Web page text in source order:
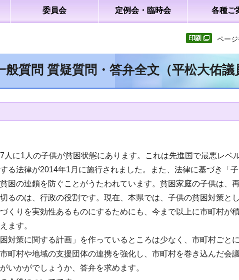
委員会 定例会・臨時会 各種ご
ペー
質問 質疑質問・答弁全文（平松大佑議
に1人の子供が貧困状態にあります。これは先進国で最悪レベ
る法律が2014年1月に施行されました。また、法律に基づき「
困の連鎖を防ぐことがうたわれています。貧困家庭の子供は、
るのは、行政の役割です。現在、本県では、子供の貧困対策と
くりを実効性あるものにするためにも、今まで以上に市町村が
ます。
対策に関する計画」を作っているところは少なく、市町村ごと
町村や地域の支援団体の連携を強化し、市町村を巻き込んだ会
いかがでしょうか、答弁を求めます。